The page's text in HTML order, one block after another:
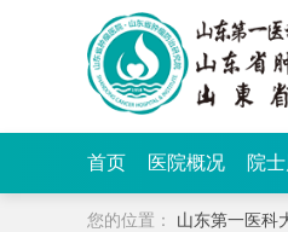
首页 医院概况 院
您的位置： 山东第一医科